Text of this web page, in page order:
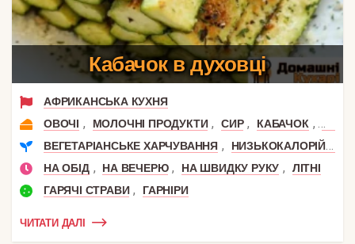
Кабачок в духовці
АФРИКАНСЬКА КУХНЯ
ОВОЧІ , МОЛОЧНІ ПРОДУКТИ , СИР , КАБАЧОК ,
ВЕГЕТАРІАНСЬКЕ ХАРЧУВАННЯ , НИЗЬКОКАЛОРІЙНІ
НА ОБІД , НА ВЕЧЕРЮ , НА ШВИДКУ РУКУ ,
ЛІТНІ
ГАРЯЧІ СТРАВИ , ГАРНІРИ
ЧИТАТИ ДАЛІ